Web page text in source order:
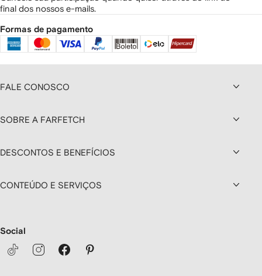
final dos nossos e-mails.
Formas de pagamento
FALE CONOSCO
SOBRE A FARFETCH
DESCONTOS E BENEFÍCIOS
CONTEÚDO E SERVIÇOS
Social